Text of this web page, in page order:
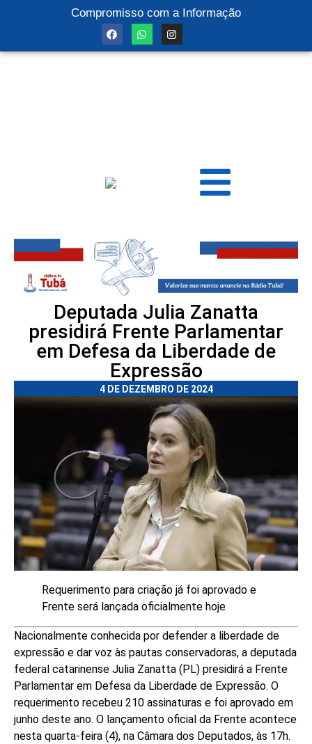
Compromisso com a Informação
Deputada Julia Zanatta
presidirá Frente Parlamentar
em Defesa da Liberdade de
Expressão
4 DE DEZEMBRO DE 2024
Requerimento para criação já foi aprovado e
Frente será lançada oficialmente hoje
Nacionalmente conhecida por defender a liberdade de
expressão e dar voz às pautas conservadoras, a deputada
federal catarinense Julia Zanatta (PL) presidirá a Frente
Parlamentar em Defesa da Liberdade de Expressão. O
requerimento recebeu 210 assinaturas e foi aprovado em
junho deste ano. O lançamento oficial da Frente acontece
nesta quarta-feira (4), na Câmara dos Deputados, às 17h.